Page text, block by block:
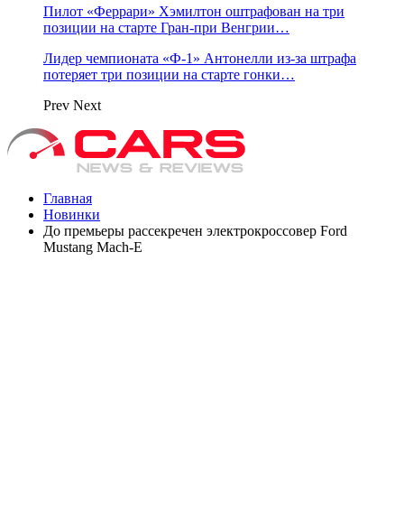
Пилот «Феррари» Хэмилтон оштрафован на три
позиции на старте Гран‑при Венгрии…
Лидер чемпионата «Ф‑1» Антонелли из‑за штрафа
потеряет три позиции на старте гонки…
Prev Next
Главная
Новинки
До премьеры рассекречен электрокроссовер Ford
Mustang Mach-E